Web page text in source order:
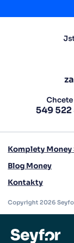
549 522
Komplety Money
Blog Money
Kontakty
Copyright 2026